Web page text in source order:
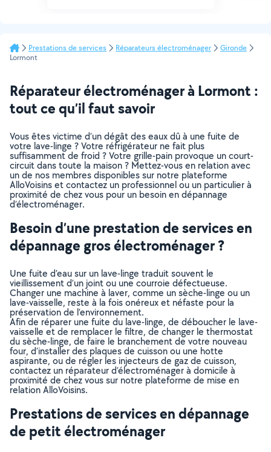
Prestations de services Réparateurs électroménager
Gironde
Lormont
Réparateur électroménager à Lormont :
tout ce qu’il faut savoir
Vous êtes victime d’un dégât des eaux dû à une fuite de
votre lave-linge ? Votre réfrigérateur ne fait plus
suffisamment de froid ? Votre grille-pain provoque un court-
circuit dans toute la maison ? Mettez-vous en relation avec
un de nos membres disponibles sur notre plateforme
AlloVoisins et contactez un professionnel ou un particulier à
proximité de chez vous pour un besoin en dépannage
d’électroménager.
Besoin d’une prestation de services en
dépannage gros électroménager ?
Une fuite d’eau sur un lave-linge traduit souvent le
vieillissement d’un joint ou une courroie défectueuse.
Changer une machine à laver, comme un sèche-linge ou un
lave-vaisselle, reste à la fois onéreux et néfaste pour la
préservation de l’environnement.
Afin de réparer une fuite du lave-linge, de déboucher le lave-
vaisselle et de remplacer le filtre, de changer le thermostat
du sèche-linge, de faire le branchement de votre nouveau
four, d’installer des plaques de cuisson ou une hotte
aspirante, ou de régler les injecteurs de gaz de cuisson,
contactez un réparateur d’électroménager à domicile à
proximité de chez vous sur notre plateforme de mise en
relation AlloVoisins.
Prestations de services en dépannage
de petit électroménager